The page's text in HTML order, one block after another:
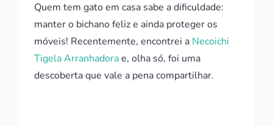
Quem tem gato em casa sabe a dificuldade:
manter o bichano feliz e ainda proteger os
móveis! Recentemente, encontrei a Necoichi
Tigela Arranhadorae, olha só, foi uma
descoberta que vale a pena compartilhar.